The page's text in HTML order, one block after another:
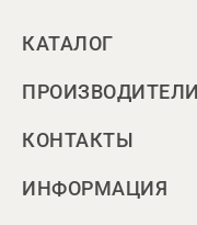
КАТАЛОГ
ПРОИЗВОДИТЕЛИ
КОНТАКТЫ
ИНФОРМАЦИЯ